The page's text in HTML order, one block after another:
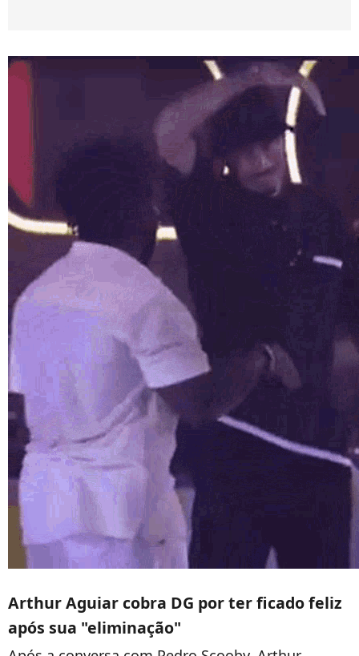
Arthur Aguiar cobra DG por ter ficado feliz
após sua "eliminação"